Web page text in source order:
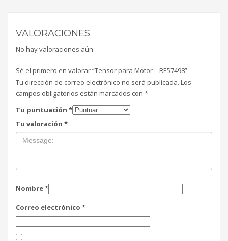
VALORACIONES
No hay valoraciones aún.
Sé el primero en valorar “Tensor para Motor – RE57498”
Tu dirección de correo electrónico no será publicada. Los
campos obligatorios están marcados con *
Tu puntuación *
Tu valoración *
Nombre*
Correo electrónico *